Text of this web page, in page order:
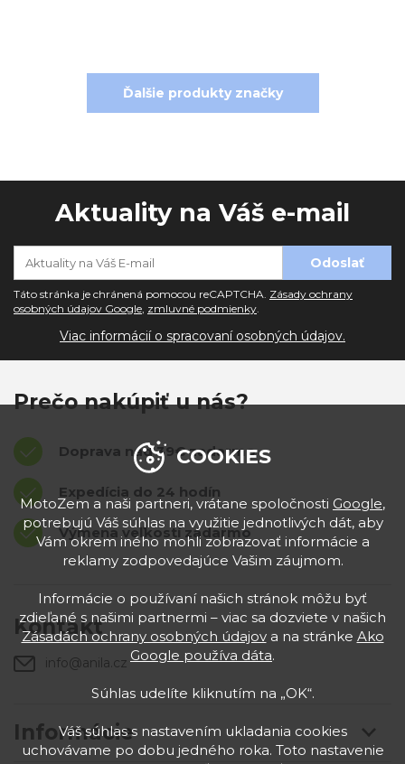
Ďalšie produkty značky
Aktuality na Váš e-mail
Táto stránka je chránená pomocou reCAPTCHA. Zásady ochrany
osobných údajov Google, zmluvné podmienky.
Viac informácií o spracovaní osobných údajov.
Prečo nakúpiť u nás?
Doprava nad 39€ zadarmo
Expedícia do 24 hodín
Výmena veľkostí zadarmo
Informácie
Kontakt
info@anila.cz
COOKIES
MotoZem a naši partneri, vrátane spoločnosti Google,
potrebujú Váš súhlas na využitie jednotlivých dát, aby
Vám okrem iného mohli zobrazovať informácie a
reklamy zodpovedajúce Vašim záujmom.
Informácie o používaní našich stránok môžu byť
zdieľané s našimi partnermi – viac sa dozviete v našich
Zásadách ochrany osobných údajova na stránke Ako
Google používa dáta.
Súhlas udelíte kliknutím na „OK“.
Váš súhlas s nastavením ukladania cookies
uchovávame po dobu jedného roka. Toto nastavenie